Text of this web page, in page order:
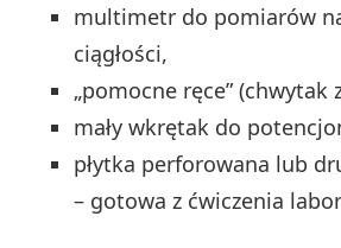
multimetr do pomiarów
ciągłości,
„pomocne ręce” (chwytak
mały wkrętak do
płytka perforowana lub
– gotowa z ćwiczenia